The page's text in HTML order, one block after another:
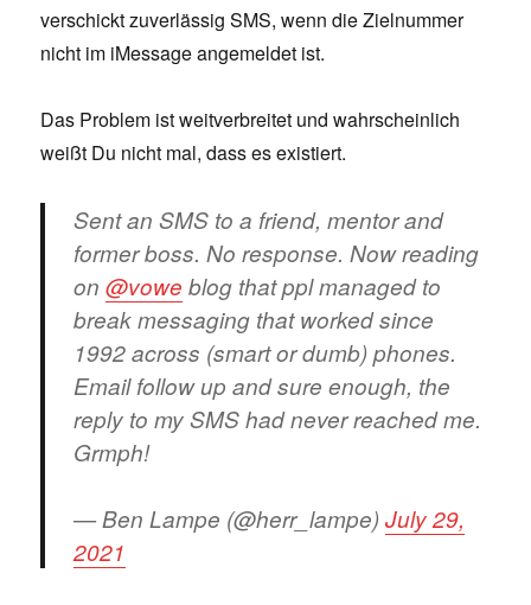
verschickt zuverlässig SMS, wenn die Zielnummer
nicht im iMessage angemeldet ist.
Das Problem ist weitverbreitet und wahrscheinlich
weißt Du nicht mal, dass es existiert.
Sent an SMS to a friend, mentor and
former boss. No response. Now reading
on@vowe blog that ppl managed to
break messaging that worked since
1992 across (smart or dumb) phones.
Email follow up and sure enough, the
reply to my SMS had never reached me.
Grmph!
— Ben Lampe (@herr_lampe)July 29,
2021